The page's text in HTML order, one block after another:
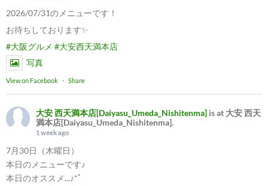
2026/07/31のメニューです！
お待ちしております✨
#大阪グルメ #大安西天満本店
写真
View on Facebook · Share
大安 西天満本店[Daiyasu_Umeda_Nishitenma] is at 大安 西天
満本店[Daiyasu_Umeda_Nishitenma].
1 week ago
7月30日（木曜日）
本日のメニューです♪
本日のオススメ...♪*ﾟ